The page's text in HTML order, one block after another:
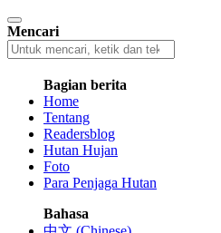
Mencari
Bagian berita
Home
Tentang
Readersblog
Hutan Hujan
Foto
Para Penjaga Hutan
Bahasa